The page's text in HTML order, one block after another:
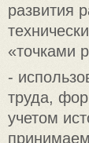
развития
«точками
-
труда,
учетом